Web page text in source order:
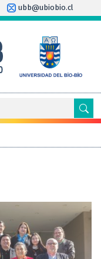
ubb@ubiobio.cl